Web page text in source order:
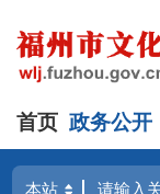
首页 政务公开